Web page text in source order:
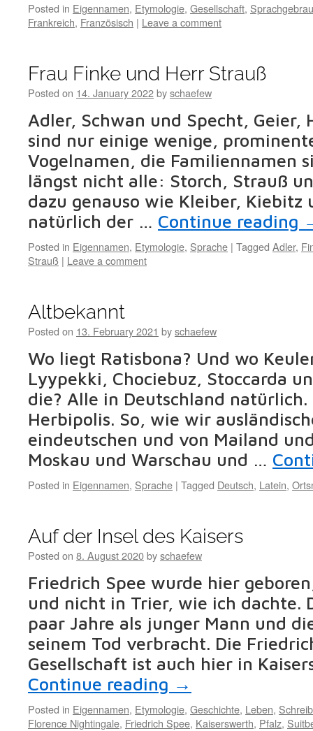
Posted in Eigennamen, Etymologie, Gesellschaft,
Frankreich, Französisch | Leave a comment
Frau Finke und Herr Strauß
Posted on 14. January 2022byschaefew
Adler, Schwan und Specht, Geier,
sind nur einige wenige,
Vogelnamen, die Familiennamen
längst nicht alle: Storch, Strauß
dazu genauso wie Kleiber, Kiebitz
natürlich der … Continue reading
Posted in Eigennamen, Etymologie, Sprache | Tagged Adler,
Strauß | Leave a comment
Altbekannt
Posted on 13. February 2021 byschaefew
Wo liegt Ratisbona? Und wo
Lyypekki, Chociebuz, Stoccarda
die? Alle in Deutschland natürlich.
Herbipolis. So, wie wir
eindeutschen und von Mailand
Moskau und Warschau und …
Posted in Eigennamen, Sprache | Tagged Deutsch, Latein,
Auf der Insel des Kaisers
Posted on 8. August 2020byschaefew
Friedrich Spee wurde hier
und nicht in Trier, wie ich dachte.
paar Jahre als junger Mann und
seinem Tod verbracht. Die
Gesellschaft ist auch hier in
Continue reading →
Posted in Eigennamen, Etymologie, Geschichte, Leben,
Florence Nightingale, Friedrich Spee, Kaiserswerth, Pfalz,